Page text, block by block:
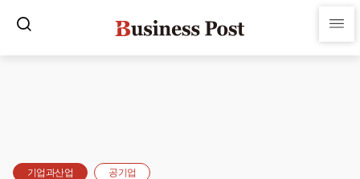
기업과산업 공기업